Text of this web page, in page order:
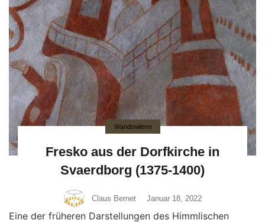
Wandmalerei
Fresko aus der Dorfkirche in
Svaerdborg (1375-1400)
Claus Bernet Januar 18, 2022
Eine der früheren Darstellungen des Himmlischen